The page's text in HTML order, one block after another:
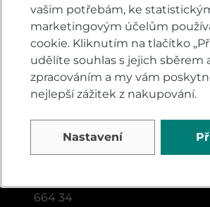
664 34
vašim potřebám, ke
marketingovým účelům
cookie. Kliknutím na tlačítko
udělíte souhlas s jejich sběrem
zpracováním a my vám
nejlepší zážitek z nakupování.
Nastavení